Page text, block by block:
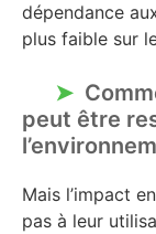
dépendance
plus faible sur
peut être
Mais l’impact
pas à leur